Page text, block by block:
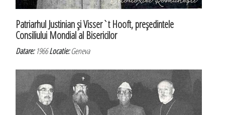
Patriarhul Justinian şi Visser`t Hooft, preşedintele
Consiliului Mondial al Bisericilor
Datare:1966Locatie:Geneva